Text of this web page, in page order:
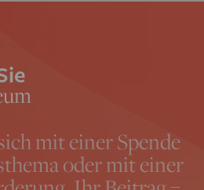
mit einer Spende
oder mit einer